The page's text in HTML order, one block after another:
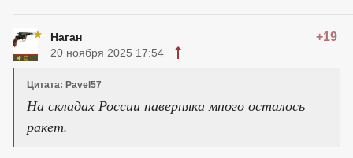
Наган +19
20 ноября 2025 17:54
Цитата: Pavel57
На складах России наверняка много осталось
ракет.